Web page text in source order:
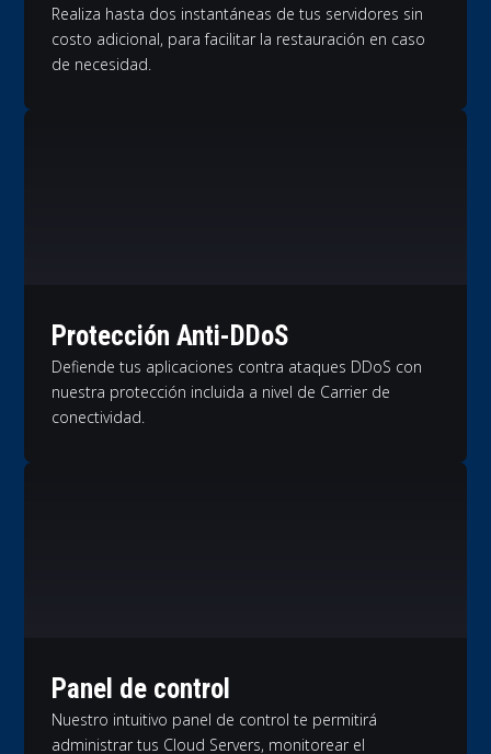
Realiza hasta dos instantáneas de tus servidores sin
costo adicional, para facilitar la restauración en caso
de necesidad.
Protección Anti-DDoS
Defiende tus aplicaciones contra ataques DDoS con
nuestra protección incluida a nivel de Carrier de
conectividad.
Panel de control
Nuestro intuitivo panel de control te permitirá
administrar tus Cloud Servers, monitorear el